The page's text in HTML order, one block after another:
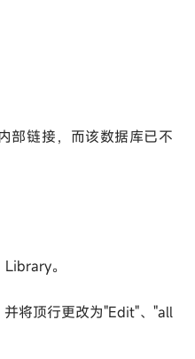
部链接，而该数据库已不
。
将顶行更改为"Edit"、"all